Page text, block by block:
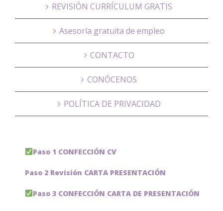
REVISIÓN CURRÍCULUM GRATIS
Asesoría gratuita de empleo
CONTACTO
CONÓCENOS
POLÍTICA DE PRIVACIDAD
Paso 1 CONFECCIÓN CV
Paso 2 Revisión CARTA PRESENTACIÓN
Paso 3 CONFECCIÓN CARTA DE PRESENTACIÓN